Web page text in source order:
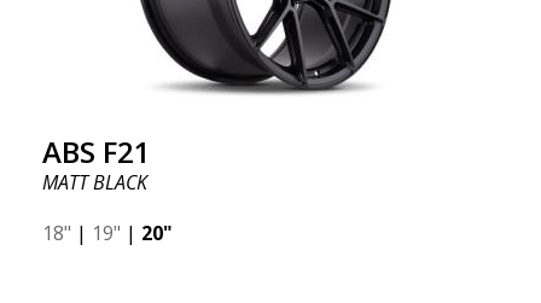
ABS F21
MATT BLACK
18" | 19" | 20"